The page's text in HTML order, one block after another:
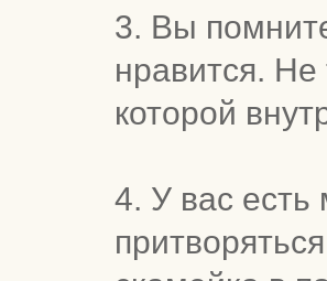
3. Вы
нравится. Не
которой
4. У вас есть